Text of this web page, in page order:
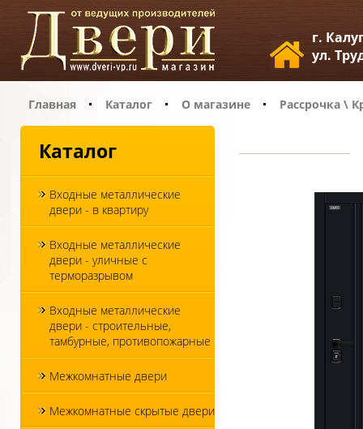
г.
ул.
Главная Каталог О магазине Рассрочка \
Каталог
Входные металлические
двери - в квартиру
Входные металлические
двери - уличные с
терморазрывом
Входные металлические
двери - строительные,
тамбурные, противопожарные
Межкомнатные двери
Межкомнатные скрытые двери